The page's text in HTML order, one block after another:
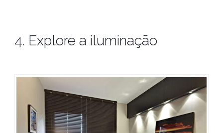
4. Explore a iluminação